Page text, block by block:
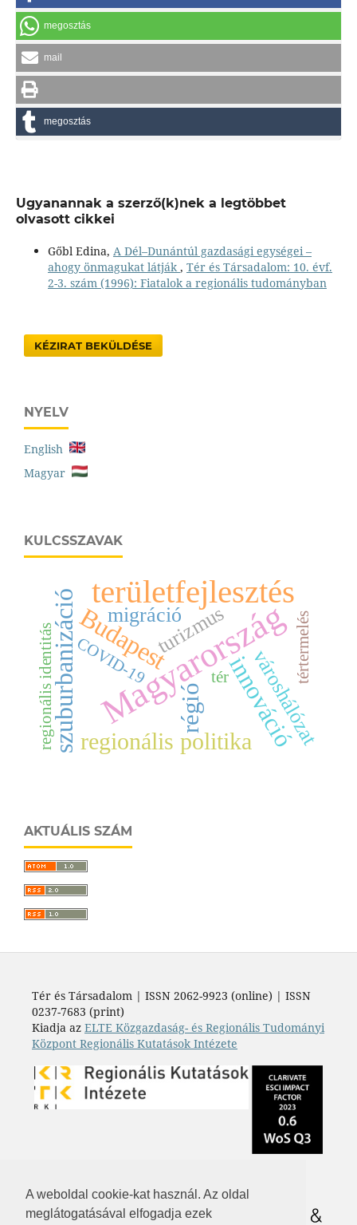
A weboldal cookie-kat használ. Az oldal
meglátogatásával elfogadja ezek
megosztás
mail
megosztás
Ugyanannak a szerző(k)nek a legtöbbet
olvasott cikkei
Gőbl Edina, A Dél–Dunántúl gazdasági egységei –
ahogy önmagukat látják , Tér és Társadalom: 10. évf.
2-3. szám (1996): Fiatalok a regionális tudományban
KÉZIRAT BEKÜLDÉSE
NYELV
English
Magyar
KULCSSZAVAK
Magyarország
területfejlesztés
Budapest
szuburbanizáció innováció
régió
regionális politikavároshálózat
migrációturizmus
COVID-19
regionális identitás tér tértermelés
AKTUÁLIS SZÁM
Tér és Társadalom | ISSN 2062-9923 (online) | ISSN
0237-7683 (print)
Kiadja az ELTE Közgazdaság- és Regionális Tudományi
Központ Regionális Kutatások Intézete